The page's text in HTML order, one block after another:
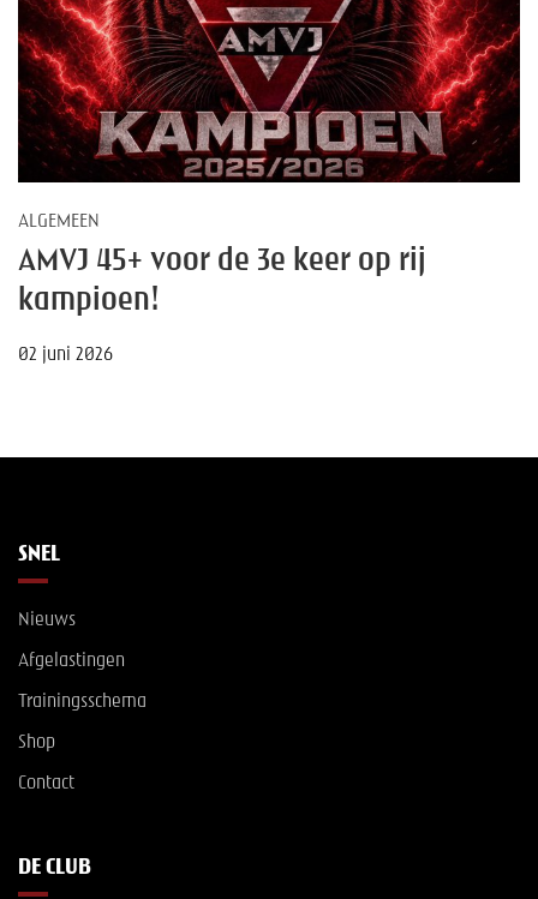
ALGEMEEN
AMVJ 45+ voor de 3e keer op rij
kampioen!
02 juni 2026
SNEL
Nieuws
Afgelastingen
Trainingsschema
Shop
Contact
DE CLUB